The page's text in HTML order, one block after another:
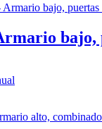
bajo,